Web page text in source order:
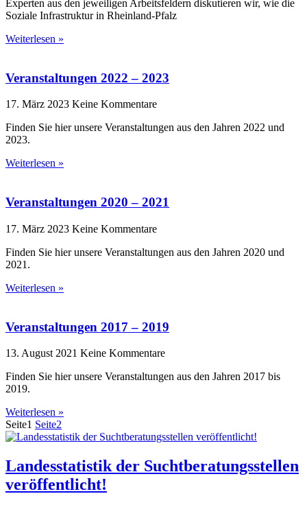
Experten aus den jeweiligen Arbeitsfeldern diskutieren wir, wie die
Soziale Infrastruktur in Rheinland-Pfalz
Weiterlesen »
Veranstaltungen 2022 – 2023
17. März 2023 Keine Kommentare
Finden Sie hier unsere Veranstaltungen aus den Jahren 2022 und
2023.
Weiterlesen »
Veranstaltungen 2020 – 2021
17. März 2023 Keine Kommentare
Finden Sie hier unsere Veranstaltungen aus den Jahren 2020 und
2021.
Weiterlesen »
Veranstaltungen 2017 – 2019
13. August 2021 Keine Kommentare
Finden Sie hier unsere Veranstaltungen aus den Jahren 2017 bis
2019.
Weiterlesen »
Seite1 Seite2
Landesstatistik der Suchtberatungsstellen
veröffentlicht!